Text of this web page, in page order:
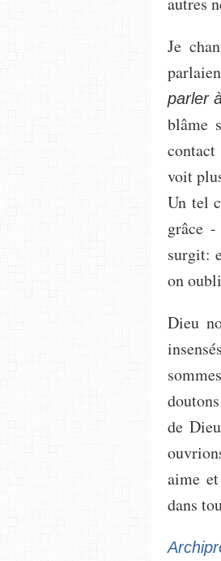
Je
parler
blâme
voit
Un tel
grâce
surgit:
on
Dieu
de
aime
dans